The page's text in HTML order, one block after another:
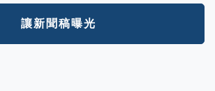
讓新聞稿曝光